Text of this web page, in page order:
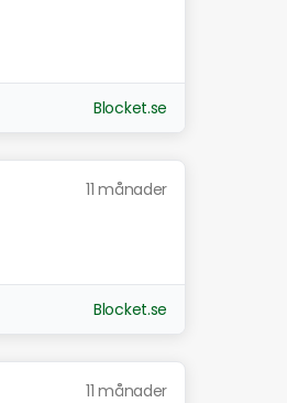
Blocket.se
11 månader
Blocket.se
11 månader